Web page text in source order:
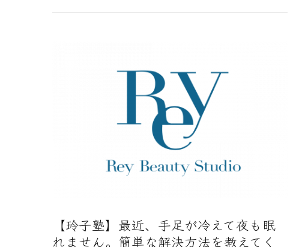
【玲子塾】最近、手足が冷えて夜も眠
れません。簡単な解決方法を教えてく